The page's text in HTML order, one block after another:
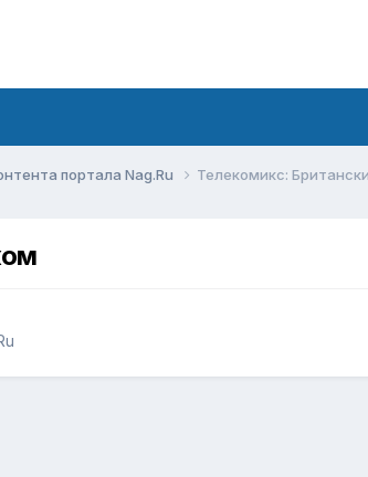
портала Nag.Ru Телекомикс: